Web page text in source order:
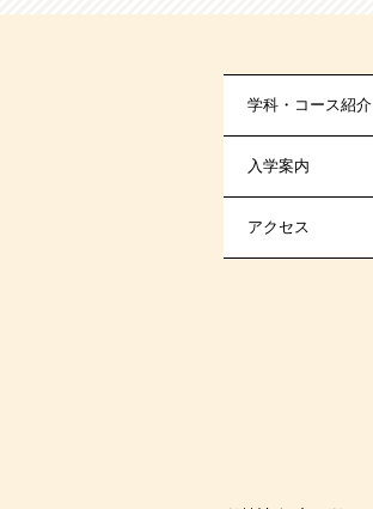
学科・コース紹介
入学案内
アクセス